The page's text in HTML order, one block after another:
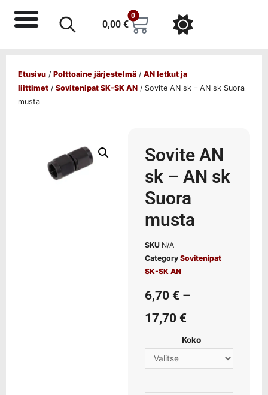
0,00 €
0
Etusivu / Polttoaine järjestelmä / AN letkut ja
liittimet / Sovitenipat SK-SK AN / Sovite AN sk – AN sk Suora
musta
Sovite AN
sk – AN sk
Suora
musta
SKU N/A
Category Sovitenipat
SK-SK AN
6,70 € –
17,70 €
Koko